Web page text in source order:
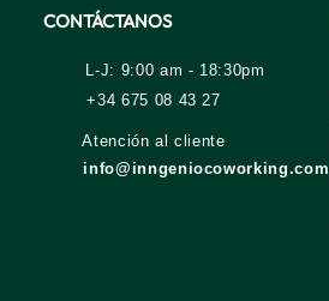
CONTÁCTANOS
L-J: 9:00 am - 18:30pm
+34 675 08 43 27
Atención al cliente
info@inngeniocoworking.com